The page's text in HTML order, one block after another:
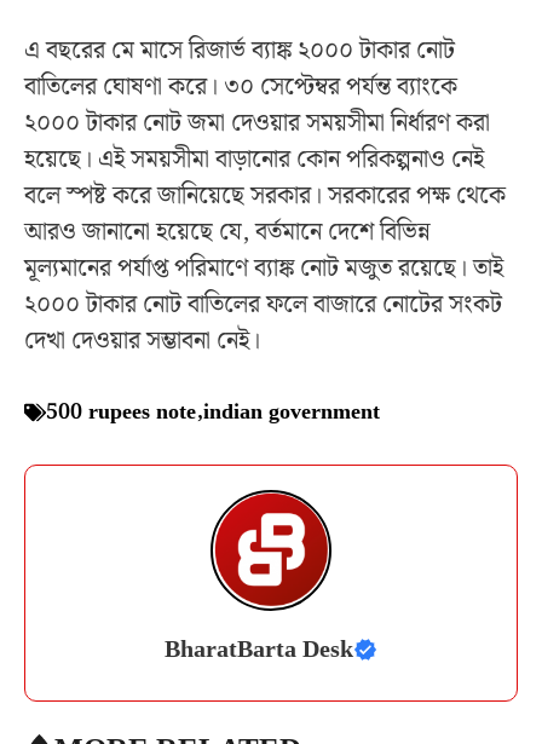
এ বছরের মে মাসে রিজার্ভ ব্যাঙ্ক ২০০০ টাকার নোট
বাতিলের ঘোষণা করে। ৩০ সেপ্টেম্বর পর্যন্ত ব্যাংকে
২০০০ টাকার নোট জমা দেওয়ার সময়সীমা নির্ধারণ করা
হয়েছে। এই সময়সীমা বাড়ানোর কোন পরিকল্পনাও নেই
বলে স্পষ্ট করে জানিয়েছে সরকার। সরকারের পক্ষ থেকে
আরও জানানো হয়েছে যে, বর্তমানে দেশে বিভিন্ন
মূল্যমানের পর্যাপ্ত পরিমাণে ব্যাঙ্ক নোট মজুত রয়েছে। তাই
২০০০ টাকার নোট বাতিলের ফলে বাজারে নোটের সংকট
দেখা দেওয়ার সম্ভাবনা নেই।
500 rupees note,indian government
BharatBarta Desk